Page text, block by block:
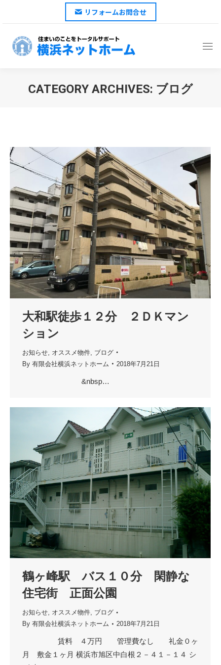
リフォームお問合せ
CATEGORY ARCHIVES: ブログ
大和駅徒歩１２分 ２ＤＫマン
ション
お知らせ オススメ物件 ブログ
By 有限会社横浜ネットホーム 2018年7月21日
&nbsp…
鶴ヶ峰駅 バス１０分 閑静な
住宅街 正面公園
お知らせ, オススメ物件, ブログ
By 有限会社横浜ネットホーム 2018年7月21日
賃料 ４万円 管理費なし 礼金０ヶ
月 敷金１ヶ月 横浜市旭区中白根２－４１－１４ シ